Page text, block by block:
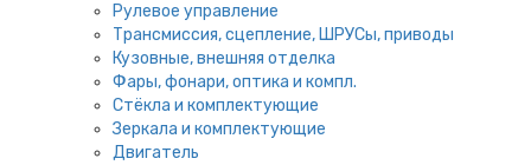
Рулевое управление
Трансмиссия, сцепление, ШРУСы, приводы
Кузовные, внешняя отделка
Фары, фонари, оптика и компл.
Стёкла и комплектующие
Зеркала и комплектующие
Двигатель